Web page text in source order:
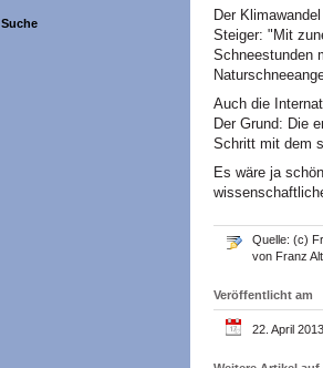
Suche
Der
Steiger: "Mit
Schneestunden
Auch die
Der Grund: Die
Schritt mit dem
Es wäre ja
Quelle: (c)
von Franz
Veröffentlicht am
22. April 2013